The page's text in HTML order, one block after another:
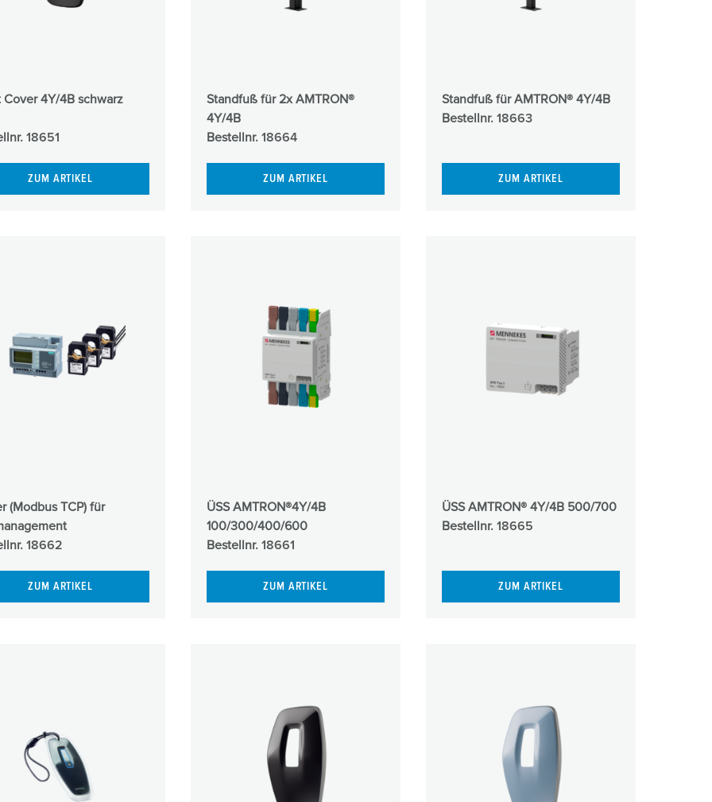
Zubehör
Cover 4Y/4B schwarz
18651
ZUM ARTIKEL
Standfuß für 2x AMTRON®
4Y/4B
Bestellnr. 18664
ZUM ARTIKEL
Standfuß für AMTRON® 4Y/4B
Bestellnr. 18663
ZUM ARTIKEL
(Modbus TCP) für
18662
ZUM ARTIKEL
ÜSS AMTRON®4Y/4B
100/300/400/600
Bestellnr. 18661
ZUM ARTIKEL
ÜSS AMTRON® 4Y/4B 500/700
Bestellnr. 18665
ZUM ARTIKEL